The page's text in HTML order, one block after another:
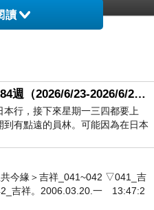
讀
週間農居第284週（2026/6/23-2026/6/24) 夏至 金黃稻浪洋溢豐收喜悅
本行，接下來星期一三四都要上
到有點遠的員林。可能因為在日本
出門上班時，心裡沒有一
今緣＞吉祥_041~042 ▽041_吉
吉祥。2006.03.20.一 13:47:2